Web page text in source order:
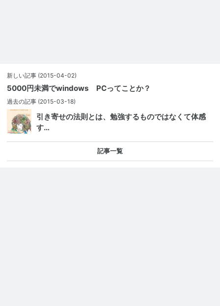
新しい記事 (2015-04-02)
5000円未満でwindows PCってことか？
過去の記事 (2015-03-18)
引き寄せの法則とは、勉強するものではなくて体感
す…
記事一覧